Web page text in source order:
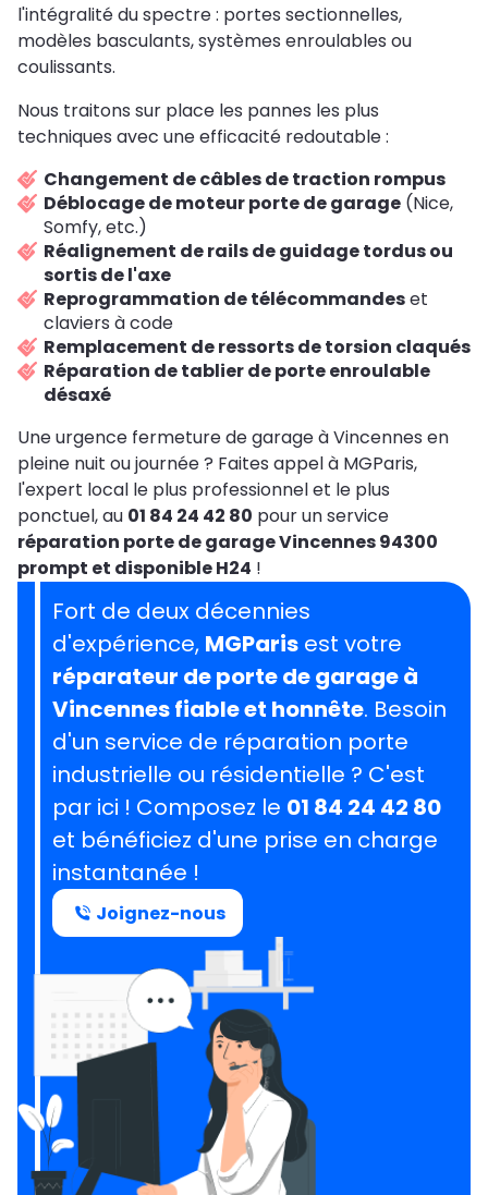
l'intégralité du spectre : portes sectionnelles,
modèles basculants, systèmes enroulables ou
coulissants.
Nous traitons sur place les pannes les plus
techniques avec une efficacité redoutable :
Changement de câbles de traction rompus
Déblocage de moteur porte de garage (Nice,
Somfy, etc.)
Réalignement de rails de guidage tordus ou
sortis de l'axe
Reprogrammation de télécommandeset
claviers à code
Remplacement de ressorts de torsion claqués
Réparation de tablier de porte enroulable
désaxé
Une urgence fermeture de garage à Vincennes en
pleine nuit ou journée ? Faites appel à MGParis,
l'expert local le plus professionnel et le plus
ponctuel, au 01 84 24 42 80 pour un service
réparation porte de garage Vincennes 94300
prompt et disponible H24 !
Fort de deux décennies
d'expérience, MGParis est votre
réparateur de porte de garage à
Vincennes fiable et honnête. Besoin
d'un service de réparation porte
industrielle ou résidentielle ? C'est
par ici ! Composez le 01 84 24 42 80
et bénéficiez d'une prise en charge
instantanée !
Joignez-nous